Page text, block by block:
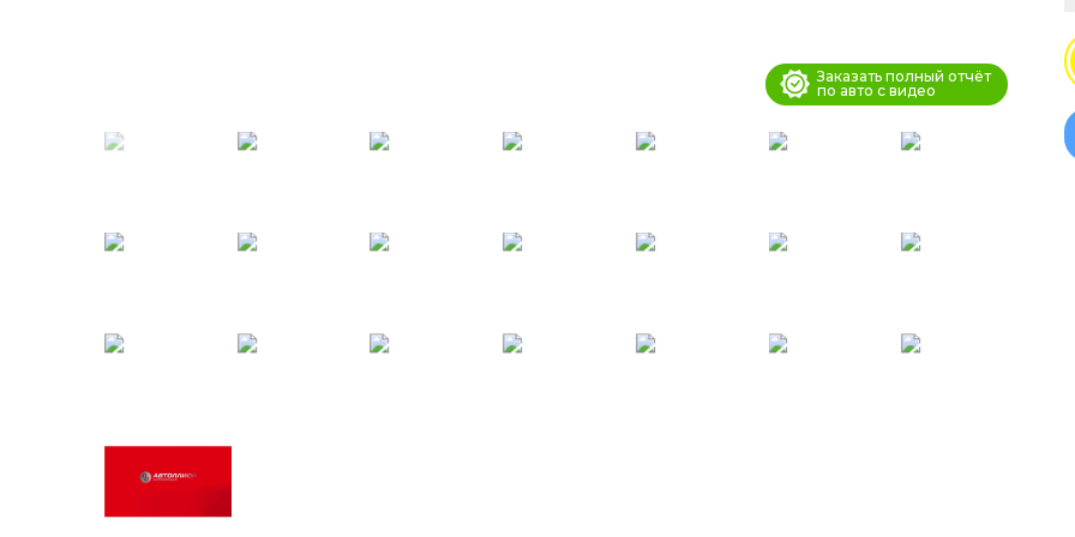
Заказать полный отчёт
по авто с видео